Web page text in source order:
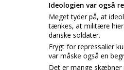
Ideologien var også
Meget tyder på, at
tænkes, at militære
danske soldater.
Frygt for repressalier
var måske også en
Det er mange skæbner